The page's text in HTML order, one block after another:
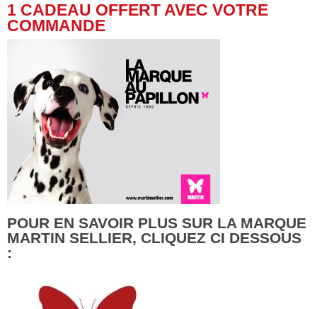
1 CADEAU OFFERT AVEC VOTRE
COMMANDE
POUR EN SAVOIR PLUS SUR LA MARQUE
MARTIN SELLIER, CLIQUEZ CI DESSOUS
: